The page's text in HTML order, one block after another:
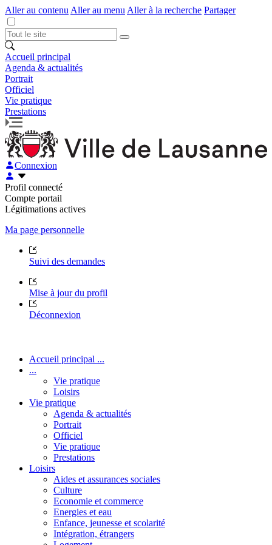
Aller au contenu Aller au menu Aller à la recherche Partager
Accueil principal
Agenda & actualités
Portrait
Officiel
Vie pratique
Prestations
Connexion
Profil connecté
Compte portail
Légitimations actives
Ma page personnelle
Suivi des demandes
Mise à jour du profil
Déconnexion
Accueil principal ...
...
Vie pratique
Loisirs
Vie pratique
Agenda & actualités
Portrait
Officiel
Vie pratique
Prestations
Loisirs
Aides et assurances sociales
Culture
Economie et commerce
Energies et eau
Enfance, jeunesse et scolarité
Intégration, étrangers